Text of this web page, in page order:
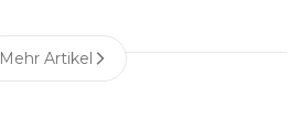
Mehr Artikel